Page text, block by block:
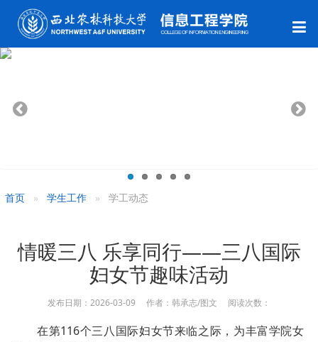
首页 学生工作 学工动态
情暖三八 乐享同行——三八国际
妇女节趣味活动
发布日期：2026-03-09 作者：韩承志/图文 阅读次数：
在第116个三八国际妇女节来临之际，为丰富学院女